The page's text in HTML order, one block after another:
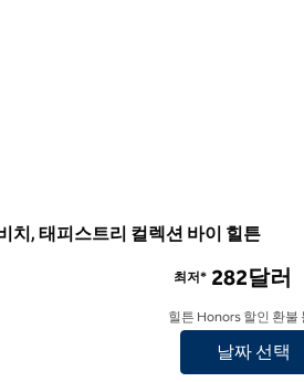
치, 태피스트리 컬렉션 바이 힐튼
태피스트리 컬렉션 바이 힐튼 호텔 정보 보기
최저* 282달러
힐튼 Honors 할인 환불
날짜 선택